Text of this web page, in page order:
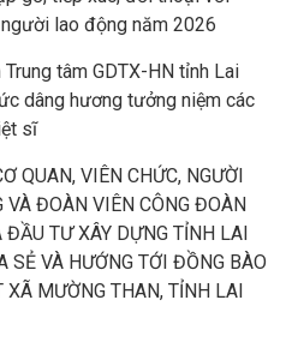
lao động năm 2026
tâm GDTX-HN tỉnh Lai
dâng hương tưởng niệm các
sĩ
QUAN, VIÊN CHỨC, NGƯỜI
VÀ ĐOÀN VIÊN CÔNG ĐOÀN
ĐẦU TƯ XÂY DỰNG TỈNH LAI
SẺ VÀ HƯỚNG TỚI ĐỒNG BÀO
XÃ MƯỜNG THAN, TỈNH LAI